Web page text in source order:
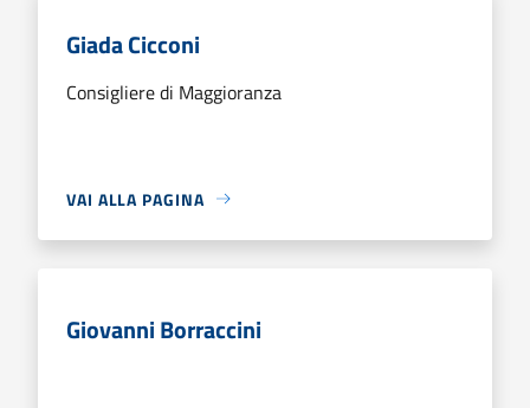
Giada Cicconi
Consigliere di Maggioranza
VAI ALLA PAGINA
Giovanni Borraccini